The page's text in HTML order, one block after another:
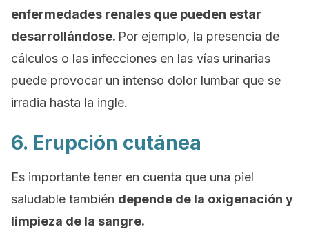
enfermedades renales que pueden estar
desarrollándose. Por ejemplo, la presencia de
cálculos o las infecciones en las vías urinarias
puede provocar un intenso dolor lumbar que se
irradia hasta la ingle.
6. Erupción cutánea
Es importante tener en cuenta que una piel
saludable también depende de la oxigenación y
limpieza de la sangre.